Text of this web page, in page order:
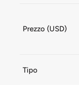
Prezzo (USD)
Tipo